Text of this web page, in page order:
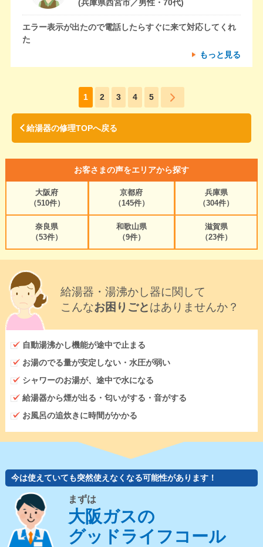
(兵庫県西宮市／男性・70代)
エラー表示が出たので電話したらすぐに来て対応してくれ
た
もっと見る
1 2 3 4 5
給湯器の修理TOPへ戻る
お客さまの声をエリアから探す
大阪府
（510件）
京都府
（145件）
兵庫県
（304件）
奈良県
（53件）
和歌山県
（9件）
滋賀県
（23件）
給湯器・湯沸かし器に関して
こんなお困りごとはありませんか？
自動湯沸かし機能が途中で止まる
お湯のでる量が安定しない・水圧が弱い
シャワーのお湯が、途中で水になる
給湯器から煙が出る・匂いがする・音がする
お風呂の追炊きに時間がかかる
今は使えていても突然使えなくなる可能性があります！
まずは
大阪ガスの
グッドライフコール